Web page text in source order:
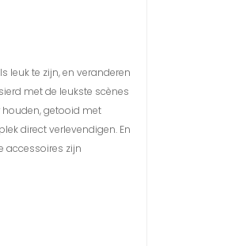
leuk te zijn, en veranderen
met de leukste scènes
houden, getooid met
direct verlevendigen. En
accessoires zijn